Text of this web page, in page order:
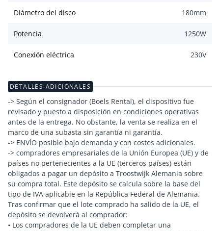
Diámetro del disco 180mm
Potencia 1250W
Conexión eléctrica 230V
DETALLES ADICIONALES
-> Según el consignador (Boels Rental), el dispositivo fue
revisado y puesto a disposición en condiciones operativas
antes de la entrega. No obstante, la venta se realiza en el
marco de una subasta sin garantía ni garantía.
-> ENVÍO posible bajo demanda y con costes adicionales.
-> compradores empresariales de la Unión Europea (UE) y de
países no pertenecientes a la UE (terceros países) están
obligados a pagar un depósito a Troostwijk Alemania sobre
su compra total. Este depósito se calcula sobre la base del
tipo de IVA aplicable en la República Federal de Alemania.
Tras confirmar que el lote comprado ha salido de la UE, el
depósito se devolverá al comprador:
• Los compradores de la UE deben completar una